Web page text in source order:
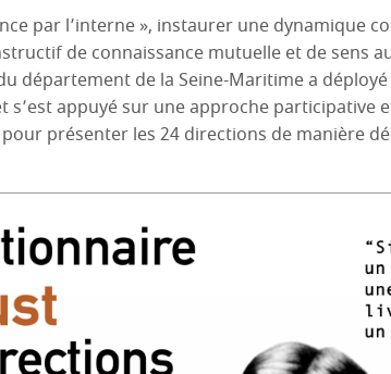
par l’interne », instaurer une dynamique
de connaissance mutuelle et de sens
département de la Seine-Maritime a
s’est appuyé sur une approche participative
présenter les 24 directions de manière